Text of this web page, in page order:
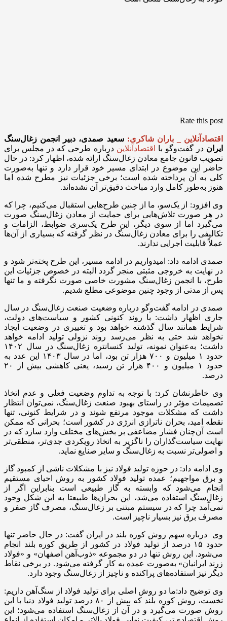
Rate this post
اقتصادآنلاین _ باران شاکری: سعید صمدی، دبیر انجمن زغال‌سنگ
ایران در گفت‌وگو با اقتصادآنلاین درباره طرحی که در مجلس برای
تصویب قانون جامع معادن زغال‌سنگ ارائه شده، اظهار کرد: در حال
حاضر این موضوع در ابتدای مسیر خود قرار دارد و تنها به‌صورت
کلی به آن پرداخته شده است؛ برخی جزئیات نیز مطرح شده اما
هنوز به‌طور کامل وارد مباحث دقیق‌تر آن نشده‌اند.
وی افزود: از یک‌سو، ما از چنین طرح‌هایی استقبال می‌کنیم، چرا که
در هر صورت تلاش‌هایی برای حمایت از معادن زغال‌سنگ صورت
می‌گیرد اما از سوی دیگر، این طرح یک‌سری ضوابط، الزامات و
تکالیفی را برای معادن زغال‌سنگ در نظر گرفته که بسیاری از آن‌ها
عملاً قابلیت اجرایی ندارند.
صمدی ادامه داد: امیدواریم در ادامه مسیر، این طرح پخته‌تر شود و
در نهایت به خروجی مثبتی منجر گردد البته در خصوص جزئیات این
طرح، با انجمن زغال‌سنگ مشورت خاصی صورت نگرفته و ما تنها
پس از مدتی از وجود چنین موضوعی مطلع شدیم.
صمدی در ادامه گفت‌وگو درباره وضعیت صنعت زغال‌سنگ در سال
جاری اظهار داشت: با روند کنونی کشور و سیاست‌های دولت،
شرایط همانند سال گذشته خواهد بود و تغییری در وضعیت ایجاد
نخواهد شد حتی به نظر می‌رسد روند نزولی تولید ادامه خواهد
داشت؛ به‌عنوان نمونه، تولید کنسانتره زغال‌سنگ در سال ۱۴۰۲
حدود ۱ میلیون و ۷۰۰ هزار تن بود، اما در سال ۱۴۰۳
این عدد به
حدود
۱ میلیون و ۴۰۰ هزار تن رسید، یعنی کاهشی بیش از
۲۰
درصد.
وی خاطرنشان کرد: با توجه به تداوم وضعیت فعلی و عدم اتخاذ
تصمیمات مؤثر در راستای بهبود صنعت زغال‌سنگ، نمی‌توان انتظار
داشت که مشکلات موجود مرتفع شوند و در شرایط کنونی، تنها
نقطه امید، بحران ناترازی انرژی در کشور است؛ بحرانی که ممکن
است آن‌چنان فشار مضاعفی بر بخش‌های مختلف وارد سازد که در
نهایت سیاست‌گذاران را ناگزیر به اتخاذ رویکردی جدی‌تر، منطقی‌تر
و اصولی‌تر نسبت به زغال‌سنگ و سایر صنایع نماید.
وی ادامه داد: در حوزه تولید فولاد نیز با مشکلات ناشی از کمبود گاز
و برق مواجهیم؛ عمده تولید فولاد کشور به روش احیای مستقیم
انجام می‌شود که وابسته به گاز طبیعی است بنابراین اگر از
زغال‌سنگ استفاده می‌شد، این بحران‌ها طبیعتا به این شکل وجود
نمی‌آمد چرا که در سیستم مبتنی بر زغال‌سنگ، مصرف گاز صفر و
مصرف برق نیز بسیار ناچیز است.
وی درباره سهم روش کوره بلند در ایران گفت: در حال حاضر تنها
حدود ۱۵ درصد از تولید فولاد در کشور از طریق کوره بلند انجام
می‌شود. این روش تنها در دو مجموعه «ذوب‌آهن اصفهان» و «فولاد
زرند ایرانیان» به‌صورت عمده به کار گرفته می‌شود. در برخی نقاط
دیگر نیز استفاده‌های پراکنده و ناچیز از زغال‌سنگ وجود دارد.
وی توضیح داد:ما دو روش اصلی برای تولید فولاد از سنگ‌آهن داریم:
نخست، روش کوره بلند که بیش از
۸۰ درصد تولید فولاد دنیا با این
روش صورت می‌گیرد و در آن از زغال‌سنگ استفاده می‌شود؛ این